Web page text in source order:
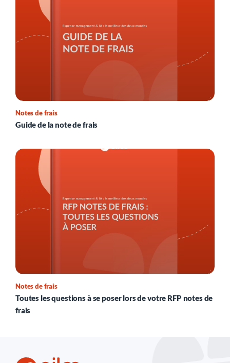
Notes de frais
Guide de la note de frais
Notes de frais
Toutes les questions à se poser lors de votre RFP notes de
frais